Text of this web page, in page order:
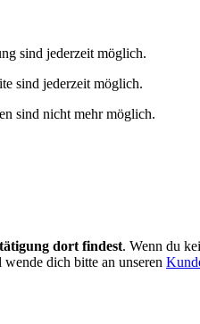
sind jederzeit möglich.
sind jederzeit möglich.
sind nicht mehr möglich.
dort findest. Wenn du
dich bitte an unseren